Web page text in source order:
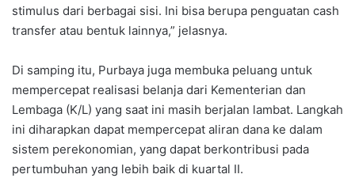
stimulus dari berbagai sisi. Ini bisa berupa penguatan cash
transfer atau bentuk lainnya,” jelasnya.
Di samping itu, Purbaya juga membuka peluang untuk
mempercepat realisasi belanja dari Kementerian dan
Lembaga (K/L) yang saat ini masih berjalan lambat. Langkah
ini diharapkan dapat mempercepat aliran dana ke dalam
sistem perekonomian, yang dapat berkontribusi pada
pertumbuhan yang lebih baik di kuartal II.